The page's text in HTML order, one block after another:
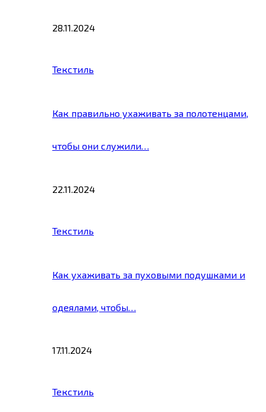
28.11.2024
Текстиль
Как правильно ухаживать за полотенцами,
чтобы они служили…
22.11.2024
Текстиль
Как ухаживать за пуховыми подушками и
одеялами, чтобы…
17.11.2024
Текстиль